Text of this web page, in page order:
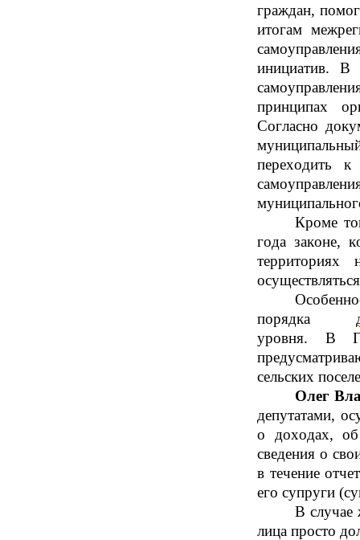
граждан,
итогам
инициатив. В
принципах
Согласно
переходить к
Кроме
года законе,
территориях
порядка
уровня. В
сельских
Олег
депутатами,
о доходах, об
сведения о
в течение
его супруги
В случае
лица просто